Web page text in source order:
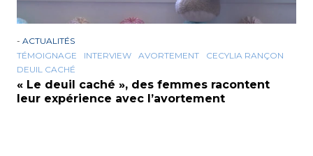
- ACTUALITÉS
TÉMOIGNAGE
INTERVIEW AVORTEMENT
CECYLIA RANÇON
DEUIL CACHÉ
« Le deuil caché », des femmes racontent
leur expérience avec l’avortement